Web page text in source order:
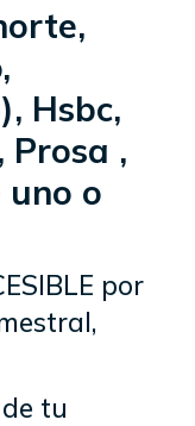
Hsbc,
Prosa ,
uno o
por
tu